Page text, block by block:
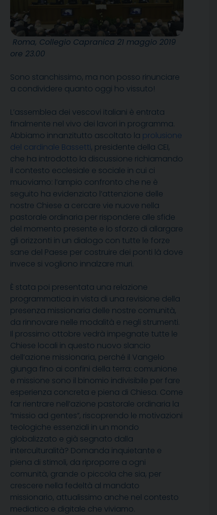
Roma, Collegio Capranica 21 maggio 2019
ore 23.00
Sono stanchissimo, ma non posso rinunciare
a condividere quanto oggi ho vissuto!
L’assemblea dei vescovi italiani è entrata
finalmente nel vivo dei lavori in programma.
Abbiamo innanzitutto ascoltato la prolusione
del cardinale Bassetti, presidente della CEI,
che ha introdotto la discussione richiamando
il contesto ecclesiale e sociale in cui ci
muoviamo: l’ampio confronto che ne è
seguito ha evidenziato l’attenzione delle
nostre Chiese a cercare vie nuove nella
pastorale ordinaria per rispondere alle sfide
del momento presente e lo sforzo di allargare
gli orizzonti in un dialogo con tutte le forze
sane del Paese per costruire dei ponti là dove
invece si vogliono innalzare muri.
È stata poi presentata una relazione
programmatica in vista di una revisione della
presenza missionaria delle nostre comunità,
da rinnovare nelle modalità e negli strumenti.
Il prossimo ottobre vedrà impegnate tutte le
Chiese locali in questo nuovo slancio
dell’azione missionaria, perché il Vangelo
giunga fino ai confini della terra: comunione
e missione sono il binomio indivisibile per fare
esperienza concreta e piena di Chiesa. Come
far rientrare nell’azione pastorale ordinaria la
“missio ad gentes”, riscoprendo le motivazioni
teologiche essenziali in un mondo
globalizzato e già segnato dalla
interculturalità? Domanda inquietante e
piena di stimoli, da riproporre a ogni
comunità, grande o piccola che sia, per
crescere nella fedeltà al mandato
missionario, attualissimo anche nel contesto
mediatico e digitale che viviamo.